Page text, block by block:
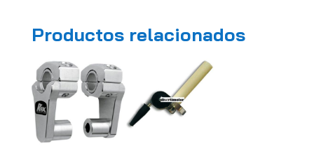
Productos relacionados